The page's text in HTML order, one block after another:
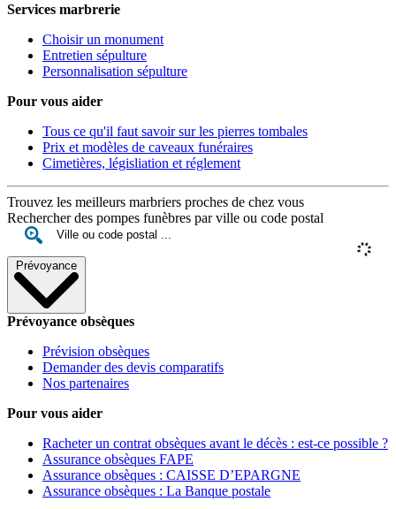
Services marbrerie
Choisir un monument
Entretien sépulture
Personnalisation sépulture
Pour vous aider
Tous ce qu'il faut savoir sur les pierres tombales
Prix et modèles de caveaux funéraires
Cimetières, législiation et réglement
Trouvez les meilleurs marbriers proches de chez vous
Rechercher des pompes funèbres par ville ou code postal
Prévoyance
Prévoyance obsèques
Prévision obsèques
Demander des devis comparatifs
Nos partenaires
Pour vous aider
Racheter un contrat obsèques avant le décès : est-ce possible ?
Assurance obsèques FAPE
Assurance obsèques : CAISSE D’EPARGNE
Assurance obsèques : La Banque postale